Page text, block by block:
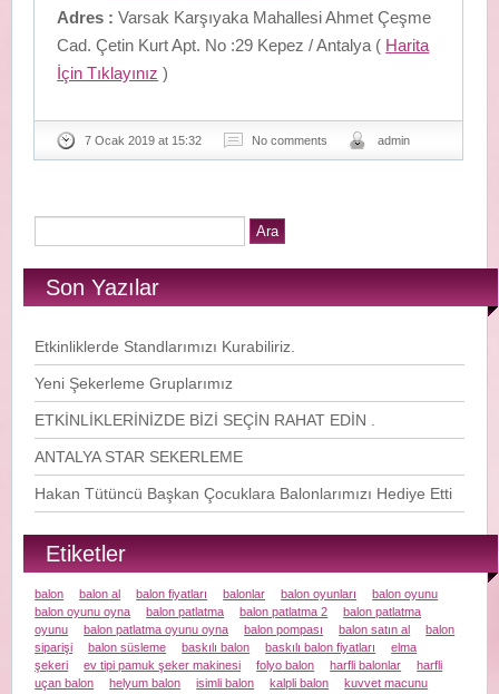
Adres : Varsak Karşıyaka Mahallesi Ahmet Çeşme
Cad. Çetin Kurt Apt. No :29 Kepez / Antalya ( Harita
İçin Tıklayınız )
7 Ocak 2019 at 15:32 No comments admin
Son Yazılar
Etkinliklerde Standlarımızı Kurabiliriz.
Yeni Şekerleme Gruplarımız
ETKİNLİKLERİNİZDE BİZİ SEÇİN RAHAT EDİN .
ANTALYA STAR SEKERLEME
Hakan Tütüncü Başkan Çocuklara Balonlarımızı Hediye Etti
Etiketler
balon balon al balon fiyatları balonlar balon oyunları
balon oyunu
balon oyunu oyna
balon patlatma balon patlatma 2
balon patlatma
oyunu
balon patlatma oyunu oyna balon pompası balon satın al
balon
siparişi
balon süsleme baskılı balon baskılı balon fiyatları
elma
şekeri
ev tipi pamuk şeker makinesi folyo balon harfli balonlar
harfli
uçan balon
helyum balon isimli balon kalpli balon
kuvvet macunu